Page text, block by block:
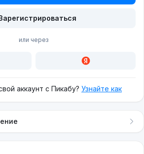
или через
аккаунт с Пикабу? Узнайте как